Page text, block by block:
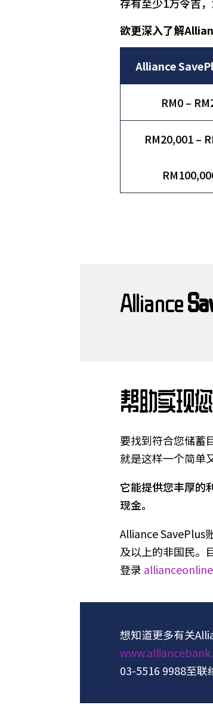
欲更深入了解
Alliance
RM0 –
RM20,001 –
Alliance
帮助实现
要找到符合您储蓄
就是这样一个简单
它能提供您丰厚的
现金。
Alliance SavePlus
及以上的非国民。
登录 allianceonline
想知道更多有关
03-5516 9988至联